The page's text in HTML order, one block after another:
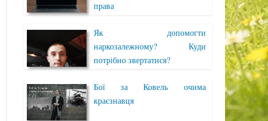
права
Як допомогти
наркозалежному? Куди
потрібно звертатися?
Бої за Ковель очима
краєзнавця